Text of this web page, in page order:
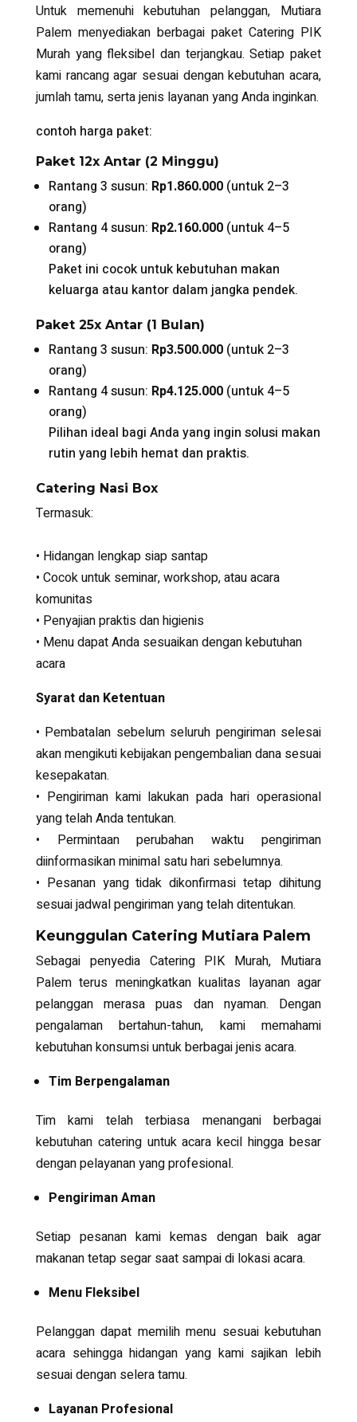
Untuk memenuhi kebutuhan pelanggan, Mutiara
Palem menyediakan berbagai paketCatering PIK
Murahyang fleksibel dan terjangkau. Setiap paket
kami rancang agar sesuai dengan kebutuhan acara,
jumlah tamu, serta jenis layanan yang Anda inginkan.
contoh harga paket:
Paket 12x Antar (2 Minggu)
Rantang 3 susun: Rp1.860.000(untuk 2–3
orang)
Rantang 4 susun: Rp2.160.000(untuk 4–5
orang)
Paket ini cocok untuk kebutuhan makan
keluarga atau kantor dalam jangka pendek.
Paket 25x Antar (1 Bulan)
Rantang 3 susun: Rp3.500.000(untuk 2–3
orang)
Rantang 4 susun: Rp4.125.000(untuk 4–5
orang)
Pilihan ideal bagi Anda yang ingin solusi makan
rutin yang lebih hemat dan praktis.
Catering Nasi Box
Termasuk:
• Hidangan lengkap siap santap
• Cocok untuk seminar, workshop, atau acara
komunitas
• Penyajian praktis dan higienis
• Menu dapat Anda sesuaikan dengan kebutuhan
acara
Syarat dan Ketentuan
• Pembatalan sebelum seluruh pengiriman selesai
akan mengikuti kebijakan pengembalian dana sesuai
kesepakatan.
• Pengiriman kami lakukan pada hari operasional
yang telah Anda tentukan.
• Permintaan perubahan waktu pengiriman
diinformasikan minimal satu hari sebelumnya.
• Pesanan yang tidak dikonfirmasi tetap dihitung
sesuai jadwal pengiriman yang telah ditentukan.
Keunggulan Catering Mutiara Palem
Sebagai penyedia Catering PIK Murah, Mutiara
Palem terus meningkatkan kualitas layanan agar
pelanggan merasa puas dan nyaman. Dengan
pengalaman bertahun-tahun, kami memahami
kebutuhan konsumsi untuk berbagai jenis acara.
Tim Berpengalaman
Tim kami telah terbiasa menangani berbagai
kebutuhan catering untuk acara kecil hingga besar
dengan pelayanan yang profesional.
Pengiriman Aman
Setiap pesanan kami kemas dengan baik agar
makanan tetap segar saat sampai di lokasi acara.
Menu Fleksibel
Pelanggan dapat memilih menu sesuai kebutuhan
acara sehingga hidangan yang kami sajikan lebih
sesuai dengan selera tamu.
Layanan Profesional